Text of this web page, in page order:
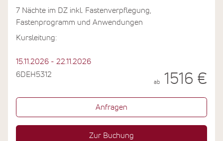
7 Nächte im DZ inkl. Fastenverpflegung,
Fastenprogramm und Anwendungen
Kursleitung:
15.11.2026 - 22.11.2026
6DEH5312
ab 1516 €
Anfragen
Zur Buchung